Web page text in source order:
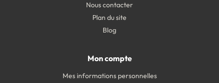
Nous contacter
Plan du site
Blog
Mon compte
Mes informations personnelles